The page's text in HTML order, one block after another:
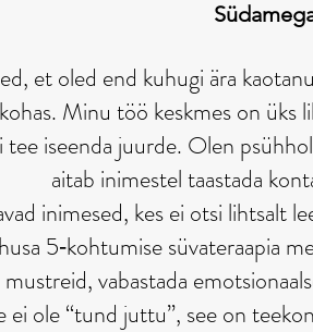
et oled end kuhugi ära
Minu töö keskmes on üks
iseenda juurde. Olen
aitab inimestel taastada
inimesed, kes ei otsi lihtsalt
5‑kohtumise süvateraapia
vabastada
ei ole “tund juttu”, see on